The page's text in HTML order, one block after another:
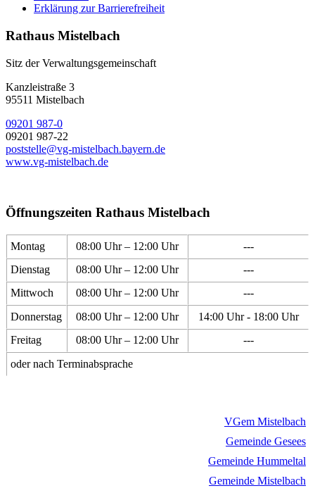
Erklärung zur Barrierefreiheit
Rathaus Mistelbach
Sitz der Verwaltungsgemeinschaft
Kanzleistraße 3
95511 Mistelbach
09201 987-0
09201 987-22
poststelle@vg-mistelbach.bayern.de
www.vg-mistelbach.de
Öffnungszeiten Rathaus Mistelbach
Montag 08:00 Uhr – 12:00 Uhr
---
Dienstag
08:00 Uhr – 12:00 Uhr
---
Mittwoch
08:00 Uhr – 12:00 Uhr
---
Donnerstag
08:00 Uhr – 12:00 Uhr
14:00 Uhr - 18:00 Uhr
Freitag
08:00 Uhr – 12:00 Uhr
---
oder nach Terminabsprache
VGem Mistelbach
Gemeinde Gesees
Gemeinde Hummeltal
Gemeinde Mistelbach